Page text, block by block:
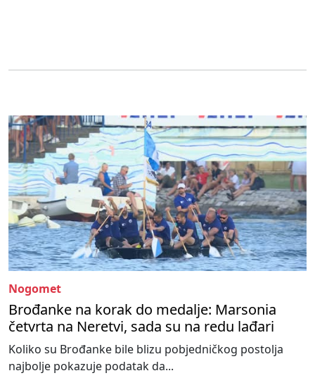
Nogomet
Brođanke na korak do medalje: Marsonia
četvrta na Neretvi, sada su na redu lađari
Koliko su Brođanke bile blizu pobjedničkog postolja
najbolje pokazuje podatak da...